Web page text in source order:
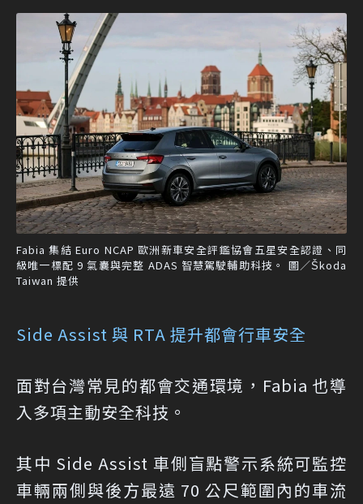
Fabia 集結 Euro NCAP 歐洲新車安全評鑑協會五星安全認證、同
級唯一標配 9 氣囊與完整 ADAS 智慧駕駛輔助科技。 圖／Škoda
Taiwan 提供
Side Assist 與 RTA 提升都會行車安全
面對台灣常見的都會交通環境，Fabia 也導
入多項主動安全科技。
其中 Side Assist 車側盲點警示系統可監控
車輛兩側與後方最遠 70 公尺範圍內的車流